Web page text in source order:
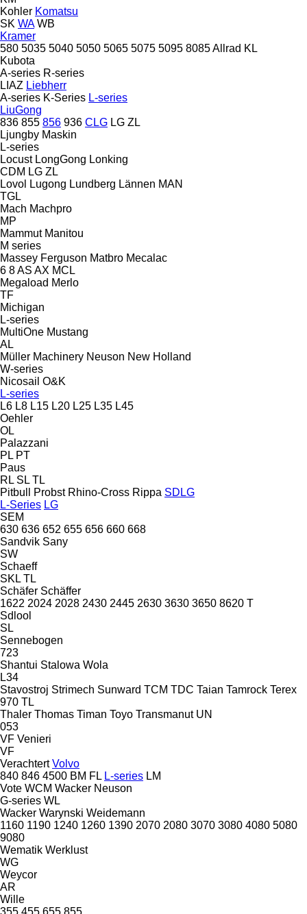
Kohler Komatsu
SK WA WB
Kramer
580 5035 5040 5050 5065 5075 5095 8085Allrad KL
Kubota
A-series R-series
LIAZ Liebherr
A-series K-Series L-series
LiuGong
836 855 856 936 CLG LG ZL
Ljungby Maskin
L-series
Locust LongGong Lonking
CDM LG ZL
Lovol
Lugong Lundberg Lännen MAN
TGL
Mach Machpro
MP
Mammut Manitou
M series
Massey Ferguson Matbro Mecalac
6 8AS AX MCL
Megaload Merlo
TF
Michigan
L-series
MultiOne Mustang
AL
Müller Machinery Neuson New Holland
W-series
Nicosail O&K
L-series
L6 L8 L15 L20 L25 L35 L45
Oehler
OL
Palazzani
PL PT
Paus
RL SL TL
Pitbull
Probst Rhino-Cross Rippa SDLG
L-Series LG
SEM
630 636 652 655 656 660 668
Sandvik Sany
SW
Schaeff
SKL TL
Schäfer Schäffer
1622 2024 2028 2430 2445 2630 3630 3650 8620 T
Sdlool
SL
Sennebogen
723
Shantui Stalowa Wola
L34
Stavostroj Strimech Sunward TCM TDC Taian Tamrock Terex
970 TL
Thaler Thomas Timan Toyo Transmanut UN
053
VF Venieri
VF
Verachtert Volvo
840 846 4500 BM FL L-series LM
Vote WCM Wacker Neuson
G-series WL
Wacker Warynski Weidemann
1160 1190 1240 1260 1390 2070 2080 3070 3080 4080 5080
9080
Wematik Werklust
WG
Weycor
AR
Wille
355 455 655 855